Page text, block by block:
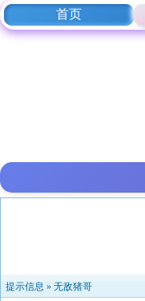
首页
提示信息 » 无敌猪哥